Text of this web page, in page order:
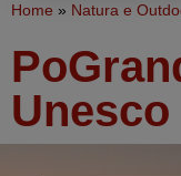
Home » Natura e
Unesco